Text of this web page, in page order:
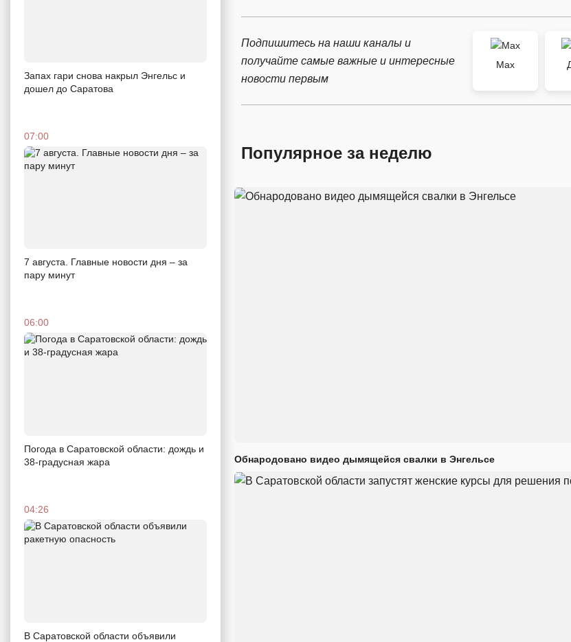
Запах гари снова накрыл Энгельс и
дошел до Саратова
07:00
7 августа. Главные новости дня – за
пару минут
06:00
Погода в Саратовской области: дождь и
38-градусная жара
04:26
В Саратовской области объявили
Подпишитесь на наши каналы и
получайте самые важные и интересные
новости первым
Max
Популярное за неделю
Обнародовано видео дымящейся свалки в Энгельсе